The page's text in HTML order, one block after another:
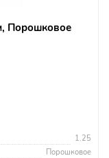
Порошковое
1.25
Порошковое